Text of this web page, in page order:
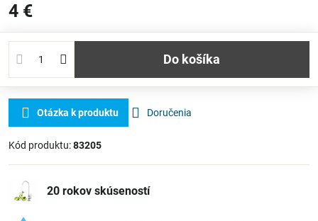
4 €
Do košíka
Otázka k produktu Doručenia
Kód produktu:83205
20 rokov skúseností